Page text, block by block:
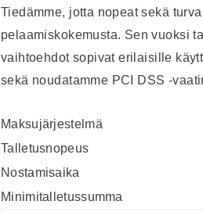
Tiedämme, jotta nopeat sekä
pelaamiskokemusta. Sen vuoksi
vaihtoehdot sopivat erilaisille
sekä noudatamme PCI DSS -
Maksujärjestelmä
Talletusnopeus
Nostamisaika
Minimitalletussumma